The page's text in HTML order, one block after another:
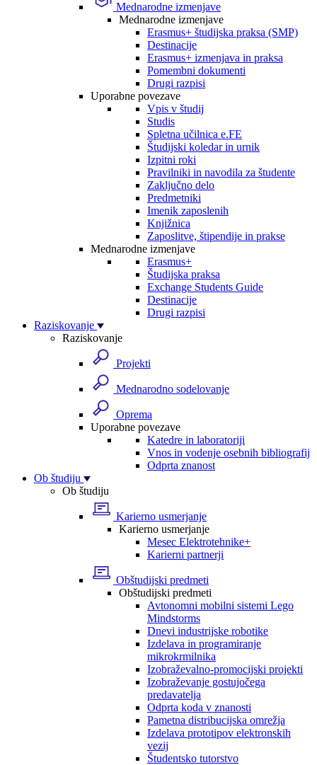
Mednarodne izmenjave
Mednarodne izmenjave
Erasmus+ študijska praksa (SMP)
Destinacije
Erasmus+ izmenjava in praksa
Pomembni dokumenti
Drugi razpisi
Uporabne povezave
Vpis v študij
Studis
Spletna učilnica e.FE
Študijski koledar in urnik
Izpitni roki
Pravilniki in navodila za študente
Zaključno delo
Predmetniki
Imenik zaposlenih
Knjižnica
Zaposlitve, štipendije in prakse
Mednarodne izmenjave
Erasmus+
Študijska praksa
Exchange Students Guide
Destinacije
Drugi razpisi
Raziskovanje
Raziskovanje
Projekti
Mednarodno sodelovanje
Oprema
Uporabne povezave
Katedre in laboratoriji
Vnos in vodenje osebnih bibliografij
Odprta znanost
Ob študiju
Ob študiju
Karierno usmerjanje
Karierno usmerjanje
Mesec Elektrotehnike+
Karierni partnerji
Obštudijski predmeti
Obštudijski predmeti
Avtonomni mobilni sistemi Lego
Mindstorms
Dnevi industrijske robotike
Izdelava in programiranje
mikrokrmilnika
Izobraževalno-promocijski projekti
Izobraževanje gostujočega
predavatelja
Odprta koda v znanosti
Pametna distribucijska omrežja
Izdelava prototipov elektronskih
vezij
Študentsko tutorstvo